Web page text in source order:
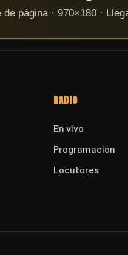
RADIO
En vivo
Programación
Locutores